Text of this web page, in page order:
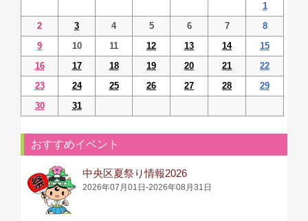
1
2
3 4 5 6 7
8
9
10 11 12 13 14
15
16
17 18 19 20 21
22
23
24 25 26 27 28
29
30
31
おすすめイベント
中央区夏祭り情報2026
2026年07月01日-2026年08月31日